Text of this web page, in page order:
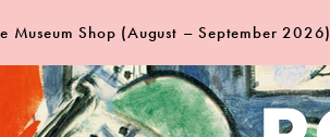
Museum Shop (August – September 2026)